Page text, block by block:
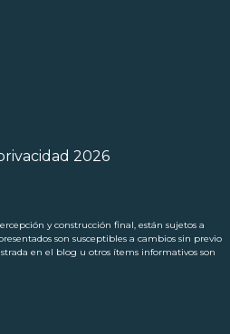
2026
y construcción final, están sujetos a
son susceptibles a cambios sin previo
en el blog u otros ítems informativos son